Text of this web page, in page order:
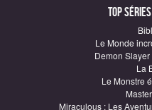
Top
Le Monde
Demon
La
Le Monstre
Miraculous : Les